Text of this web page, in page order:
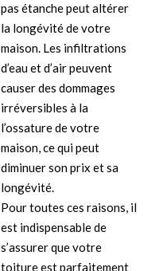
pas étanche peut altérer
la longévité de votre
maison. Les infiltrations
d’eau et d’air peuvent
causer des dommages
irréversibles à la
l’ossature de votre
maison, ce qui peut
diminuer son prix et sa
longévité.
Pour toutes ces raisons, il
est indispensable de
s’assurer que votre
toiture est parfaitement